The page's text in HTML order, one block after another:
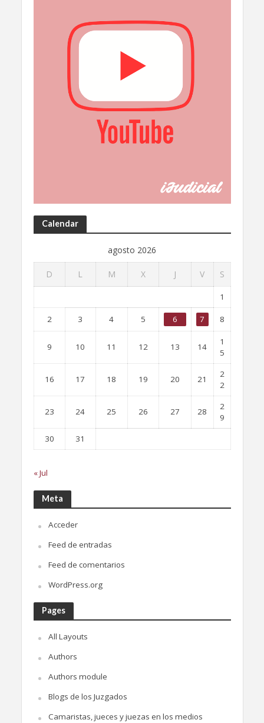
Calendar
agosto 2026
D L M X J V S
1
2 3 4 5 6 7 8
9 10 11 12 13 14
1
5
16 17 18 19 20 21
2
2
23 24 25 26 27 28
2
9
30
31
« Jul
Meta
Acceder
Feed de entradas
Feed de comentarios
WordPress.org
Pages
All Layouts
Authors
Authors module
Blogs de los Juzgados
Camaristas, jueces y juezas en los medios